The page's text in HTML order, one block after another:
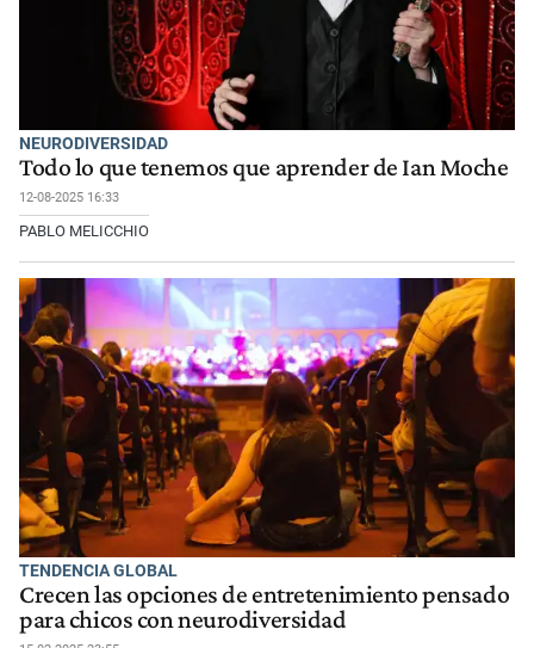
NEURODIVERSIDAD
Todo lo que tenemos que aprender de Ian Moche
12-08-2025 16:33
PABLO MELICCHIO
TENDENCIA GLOBAL
Crecen las opciones de entretenimiento pensado
para chicos con neurodiversidad